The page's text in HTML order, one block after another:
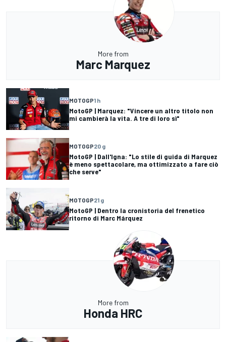
More from
Marc Marquez
MOTOGP1 h
MotoGP | Marquez: "Vincere un altro titolo non
mi cambierà la vita. A tre di loro sì"
MOTOGP20 g
MotoGP | Dall'Igna: "Lo stile di guida di Marquez
è meno spettacolare, ma ottimizzato a fare ciò
che serve"
MOTOGP21 g
MotoGP | Dentro la cronistoria del frenetico
ritorno di Marc Márquez
More from
Honda HRC